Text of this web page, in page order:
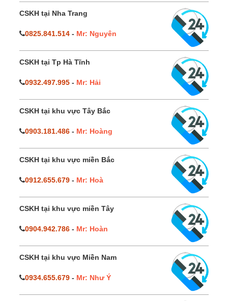
CSKH tại Nha Trang
0825.841.514 - Mr: Nguyên
CSKH tại Tp Hà Tĩnh
0932.497.995 - Mr: Hải
CSKH tại khu vực Tây Bắc
0903.181.486 - Mr: Hoàng
CSKH tại khu vực miền Bắc
0912.655.679 - Mr: Hoà
CSKH tại khu vực miền Tây
0904.942.786 - Mr: Hoàn
CSKH tại khu vực Miền Nam
0934.655.679 - Mr: Như Ý